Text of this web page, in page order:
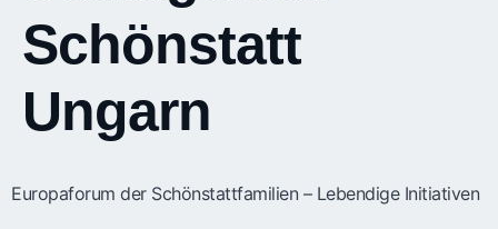
Schönstatt
Ungarn
Europaforum der Schönstattfamilien – Lebendige Initiativen